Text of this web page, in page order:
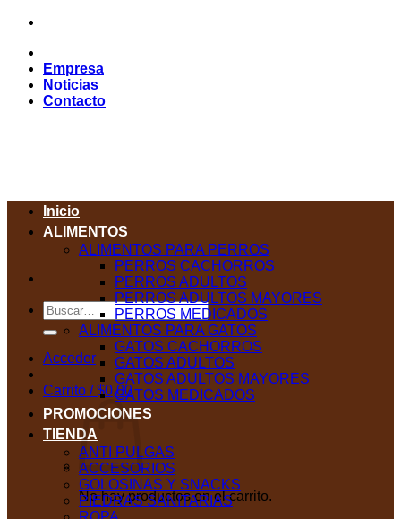
Saltar
contenido
Empresa
Noticias
Contacto
Buscar
por:
Acceder
Carrito /$0,00
No hay productos en el carrito.
Inicio
ALIMENTOS
ALIMENTOS PARA PERROS
PERROS CACHORROS
PERROS ADULTOS
PERROS ADULTOS MAYORES
PERROS MEDICADOS
ALIMENTOS PARA GATOS
GATOS CACHORROS
GATOS ADULTOS
GATOS ADULTOS MAYORES
GATOS MEDICADOS
PROMOCIONES
TIENDA
ANTI PULGAS
ACCESORIOS
GOLOSINAS Y SNACKS
PIEDRAS SANITARIAS